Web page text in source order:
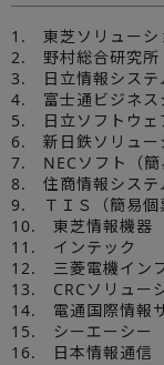
1. 東芝ソリューシ
2. 野村総合研究所
3. 日立情報システ
4. 富士通ビジネス
5. 日立ソフトウェ
6. 新日鉄ソリュー
7. NECソフト（簡
8. 住商情報システ
9. ＴＩＳ（簡易個
10. 東芝情報機器
11. インテック
12. 三菱電機イン
13. CRCソリュー
14. 電通国際情報
15. シーエーシー
16. 日本情報通信